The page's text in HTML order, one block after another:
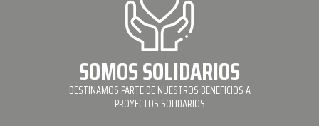
SOMOS SOLIDARIOS
DESTINAMOS PARTE DE NUESTROS BENEFICIOS A
PROYECTOS SOLIDARIOS